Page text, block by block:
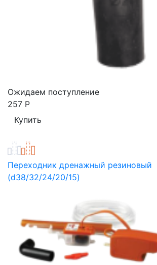
Ожидаем поступление
257 Р
Переходник дренажный резиновый
(d38/32/24/20/15)